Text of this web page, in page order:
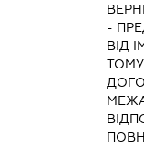
-
ВІД
ТОМУ